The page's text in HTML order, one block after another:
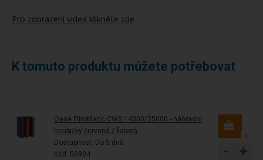
Pro zobrazení videa klikněte zde
K tomuto produktu můžete potřebovat
Oase FiltoMatic CWS 14000/25000 - náhradní
houbičky červená / fialová
Dostupnost: Do 5 dnů
Kód: 50904
- +